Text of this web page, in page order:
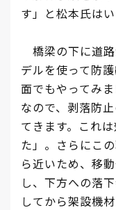
す」と松本氏はい
橋梁の下に道
デルを使って防
面でもやってみ
なので、剥落防
てきます。これ
た」。さらにこ
ら近いため、移
し、下方への落
してから架設機